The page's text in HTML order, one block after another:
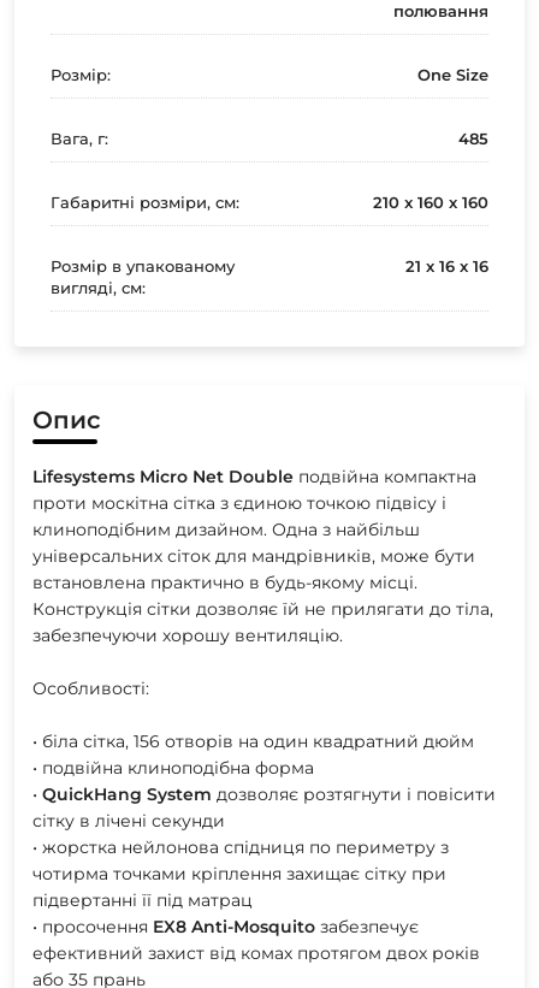
полювання
Розмір: One Size
Вага, г: 485
Габаритні розміри, см: 210 x 160 х 160
Розмір в упакованому
вигляді, см:
21 х 16 х 16
Опис
Lifesystems Micro Net Double подвійна компактна
проти москітна сітка з єдиною точкою підвісу і
клиноподібним дизайном. Одна з найбільш
універсальних сіток для мандрівників, може бути
встановлена практично в будь-якому місці.
Конструкція сітки дозволяє їй не прилягати до тіла,
забезпечуючи хорошу вентиляцію.
Особливості:
• біла сітка, 156 отворів на один квадратний дюйм
• подвійна клиноподібна форма
• QuickHang System дозволяє розтягнути і повісити
сітку в лічені секунди
• жорстка нейлонова спідниця по периметру з
чотирма точками кріплення захищає сітку при
підвертанні її під матрац
• просочення EX8 Anti-Mosquito забезпечує
ефективний захист від комах протягом двох років
або 35 прань